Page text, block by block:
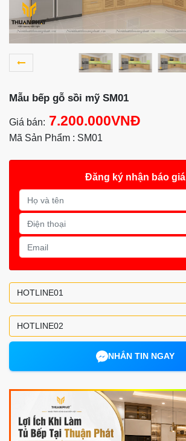
Mẫu bếp gỗ sồi mỹ SM01
Giá bán: 7.200.000VNĐ
Mã Sản Phẩm : SM01
Đăng ký nhận báo giá
HOTLINE01
HOTLINE02
NHẮN TIN NGAY